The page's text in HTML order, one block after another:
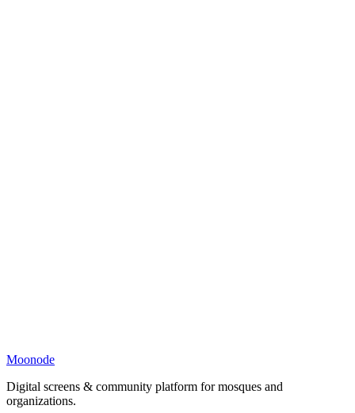
Moonode
Digital screens & community platform for mosques and
organizations.